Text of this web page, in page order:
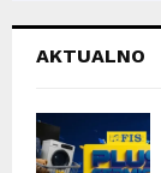
AKTUALNO